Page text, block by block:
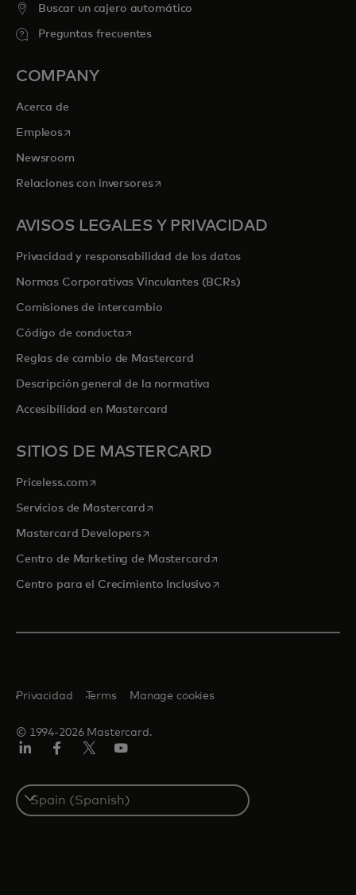
Buscar un cajero automático
Preguntas frecuentes
COMPANY
Acerca de
Empleosse abre en una pestaña nueva
Newsroom
Relaciones con inversoresse abre en una pestaña nueva
AVISOS LEGALES Y PRIVACIDAD
Privacidad y responsabilidad de los datos
Normas Corporativas Vinculantes (BCRs)
Comisiones de intercambio
Código de conductase abre en una pestaña nueva
Reglas de cambio de Mastercard
Descripción general de la normativa
Accesibilidad en Mastercard
SITIOS DE MASTERCARD
Priceless.com se abre en una pestaña nueva
Servicios de Mastercardse abre en una pestaña nueva
Mastercard Developersse abre en una pestaña nueva
Centro de Marketing de Mastercardse abre en una pestaña
Centro para el Crecimiento Inclusivose abre en una pestaña
© 1994-2026 Mastercard.
Privacidad Terms Manage cookies
Select
a
country